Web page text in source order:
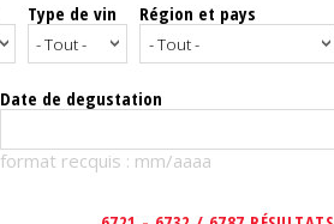
Type de vin Région et pays
Date de degustation
format recquis : mm/aaaa